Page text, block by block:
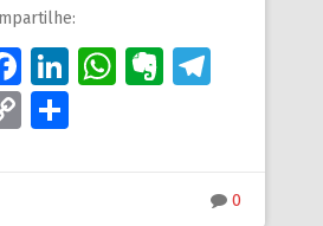
Facebook
LinkedIn
WhatsApp
Evernote
Copy
0